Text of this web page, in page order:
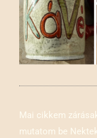
Mai cikkem
mutatom be